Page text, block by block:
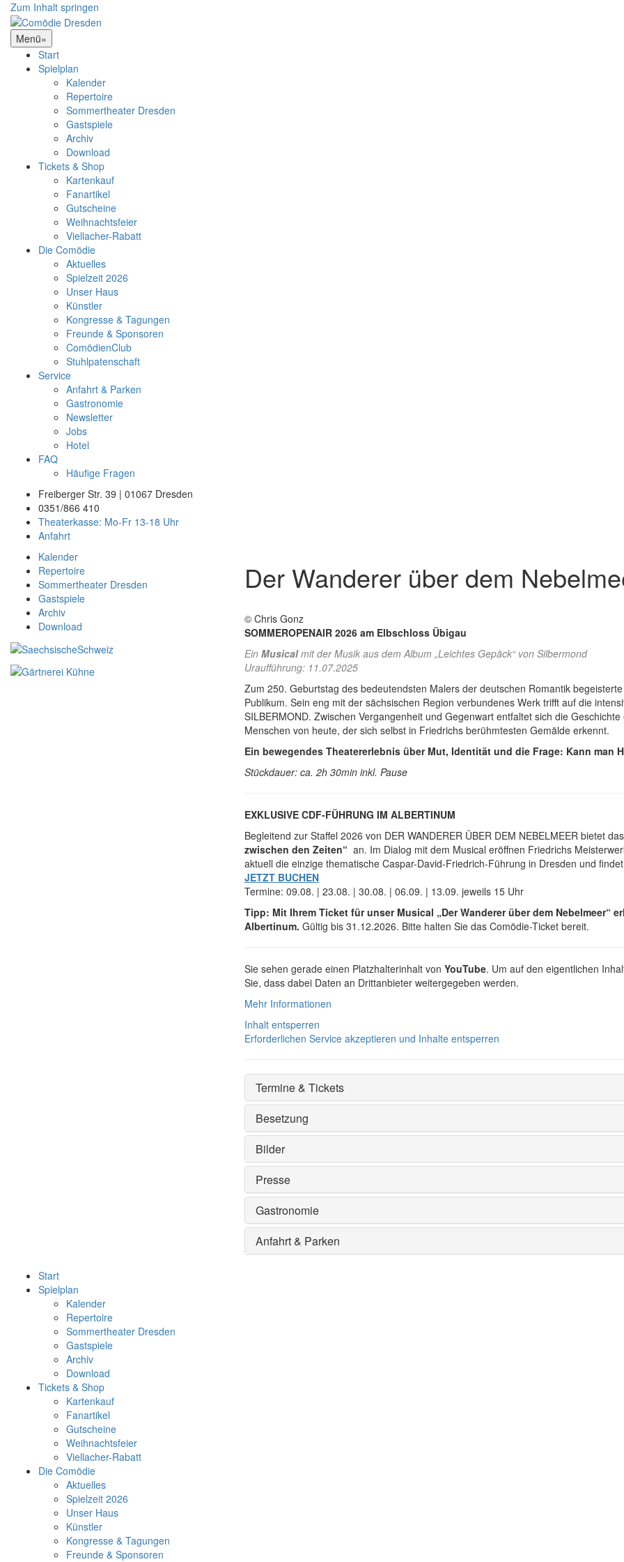
Zum Inhalt springen
Menü»
Start
Spielplan
Kalender
Repertoire
Sommertheater Dresden
Gastspiele
Archiv
Download
Tickets & Shop
Kartenkauf
Fanartikel
Gutscheine
Weihnachtsfeier
Viellacher-Rabatt
Die Comödie
Aktuelles
Spielzeit 2026
Unser Haus
Künstler
Kongresse & Tagungen
Freunde & Sponsoren
ComödienClub
Stuhlpatenschaft
Service
Anfahrt & Parken
Gastronomie
Newsletter
Jobs
Hotel
FAQ
Häufige Fragen
Freiberger Str. 39 | 01067 Dresden
0351/866 410
Theaterkasse: Mo-Fr 13-18 Uhr
Anfahrt
Der Wanderer über dem
© Chris Gonz
SOMMEROPENAIR 2026 am Elbschloss Übigau
Ein Musicalmit der Musik aus dem Album „Leichtes Gepäck“ von Silbermond
Uraufführung: 11.07.2025
Zum 250. Geburtstag des bedeutendsten Malers der deutschen Romantik
Publikum. Sein eng mit der sächsischen Region verbundenes Werk trifft auf die
SILBERMOND. Zwischen Vergangenheit und Gegenwart entfaltet sich die
Menschen von heute, der sich selbst in Friedrichs berühmtesten Gemälde erkennt.
Ein bewegendes Theatererlebnis über Mut, Identität und die Frage: Kann
Stückdauer: ca. 2h 30min inkl. Pause
EXKLUSIVE CDF-FÜHRUNG IM ALBERTINUM
Begleitend zur Staffel 2026 von DER WANDERER ÜBER DEM NEBELMEER bietet
zwischen den Zeiten“ an. Im Dialog mit dem Musical eröffnen Friedrichs
aktuell die einzige thematische Caspar-David-Friedrich-Führung in Dresden und
JETZT BUCHEN
Termine: 09.08. | 23.08. | 30.08. | 06.09. | 13.09. jeweils 15 Uhr
Tipp: Mit Ihrem Ticket für unser Musical „Der Wanderer über dem Nebelmeer“
Albertinum. Gültig bis 31.12.2026. Bitte halten Sie das Comödie-Ticket bereit.
Sie sehen gerade einen Platzhalterinhalt von YouTube. Um auf den eigentlichen
Sie, dass dabei Daten an Drittanbieter weitergegeben werden.
Mehr Informationen
Inhalt entsperren
Erforderlichen Service akzeptieren und Inhalte entsperren
Termine & Tickets
Besetzung
Bilder
Presse
Gastronomie
Anfahrt & Parken
Kalender
Repertoire
Sommertheater Dresden
Gastspiele
Archiv
Download
Start
Spielplan
Kalender
Repertoire
Sommertheater Dresden
Gastspiele
Archiv
Download
Tickets & Shop
Kartenkauf
Fanartikel
Gutscheine
Weihnachtsfeier
Viellacher-Rabatt
Die Comödie
Aktuelles
Spielzeit 2026
Unser Haus
Künstler
Kongresse & Tagungen
Freunde & Sponsoren